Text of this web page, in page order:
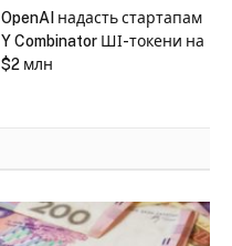
OpenAI надасть стартапам
Y Combinator ШІ-токени на
$2 млн